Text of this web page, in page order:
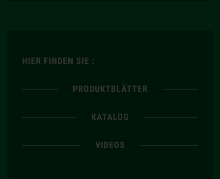
HIER FINDEN SIE :
PRODUKTBLÄTTER
KATALOG
VIDEOS